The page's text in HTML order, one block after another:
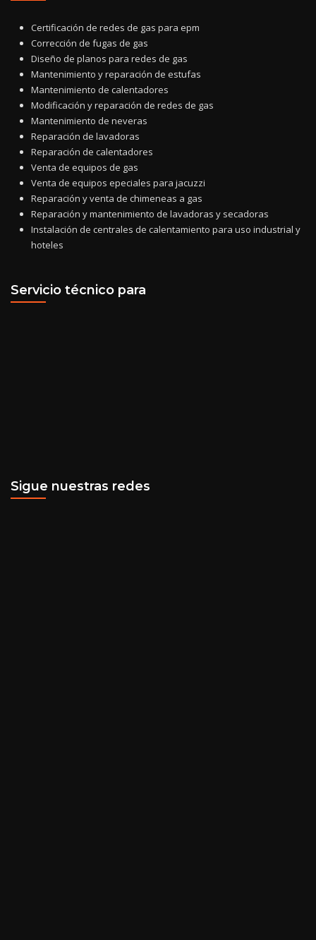
Certificación de redes de gas para epm
Corrección de fugas de gas
Diseño de planos para redes de gas
Mantenimiento y reparación de estufas
Mantenimiento de calentadores
Modificación y reparación de redes de gas
Mantenimiento de neveras
Reparación de lavadoras
Reparación de calentadores
Venta de equipos de gas
Venta de equipos epeciales para jacuzzi
Reparación y venta de chimeneas a gas
Reparación y mantenimiento de lavadoras y secadoras
Instalación de centrales de calentamiento para uso industrial y
hoteles
Servicio técnico para
Sigue nuestras redes